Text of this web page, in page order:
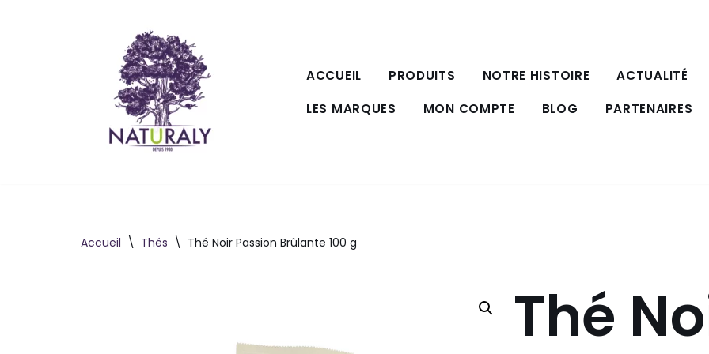
ACCUEIL PRODUITS NOTRE HISTOIRE
ACTUALITÉ
LES MARQUES
MON COMPTE BLOG PARTENAIRES
Accueil \ Thés \ Thé Noir Passion Brûlante 100 g
Thé